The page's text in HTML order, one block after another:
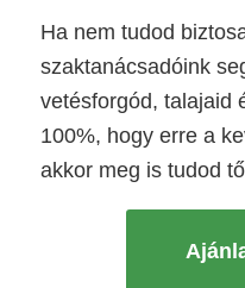
Ha nem tudod
szaktanácsadóink
vetésforgód, talajaid
100%, hogy erre a
akkor meg is tudod